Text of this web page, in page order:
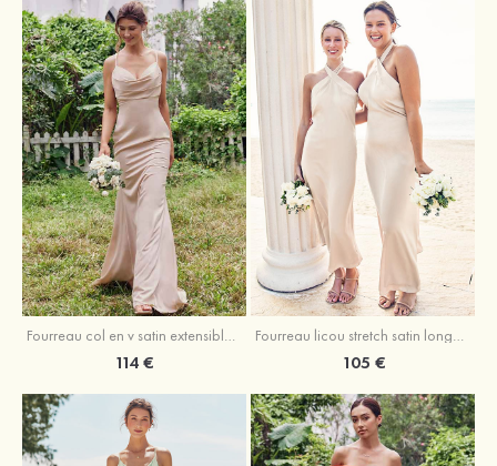
Fourreau col en v satin extensible ras du sol robe de demoiselle d'honneur
114 €
Fourreau licou stretch satin longueur cheville robe de demoiselle d'honneur
105 €